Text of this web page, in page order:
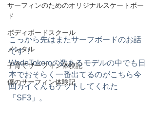
サーフィンのためのオリジナルスケートボー
ド
ボディボードスクール
メンタル
子育てサーフィン体験記
僕のサーフィン体験記
こっから先はまたサーフボードのお話
です！
WadeTokoroの数あるモデルの中でも日
本でおそらく一番出てるのがこちら今
回カイくんもゲットしてくれた
「SF3」。